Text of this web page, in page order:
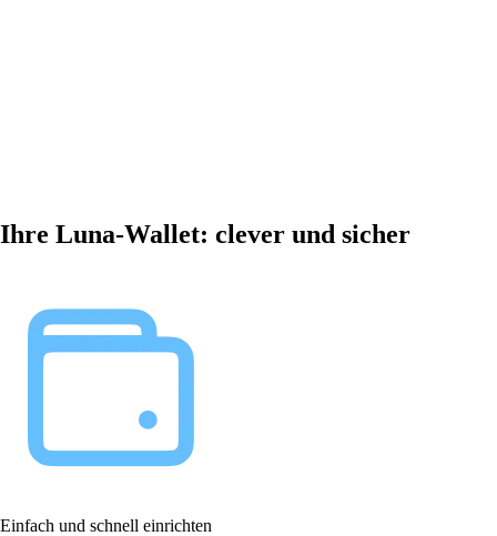
Ihre Luna-Wallet: clever und sicher
Einfach und schnell einrichten